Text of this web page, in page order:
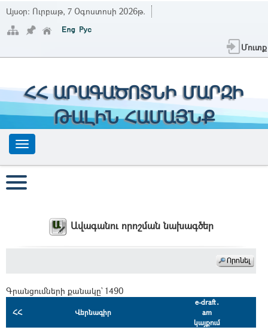
Այսօր: Ուրբաթ, 7 Օգոստոսի 2026թ.
Մուտք
ՀՀ ԱՐԱԳԱԾՈՏՆԻ ՄԱՐԶԻ
ԹԱԼԻՆ ՀԱՄԱՅՆՔ
Ավագանու որոշման նախագծեր
Գրանցումների քանակը` 1490
ՀՀ Վերնագիր
e-draft․
am
կայքում